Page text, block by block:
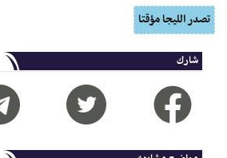
تصدر الليجا مؤقتا
شارك